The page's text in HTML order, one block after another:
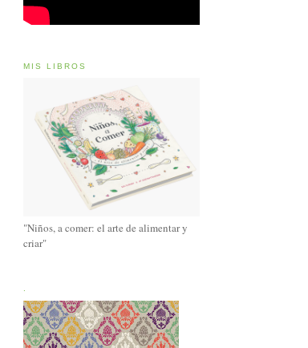
MIS LIBROS
"Niños, a comer: el arte de alimentar y
criar"
.